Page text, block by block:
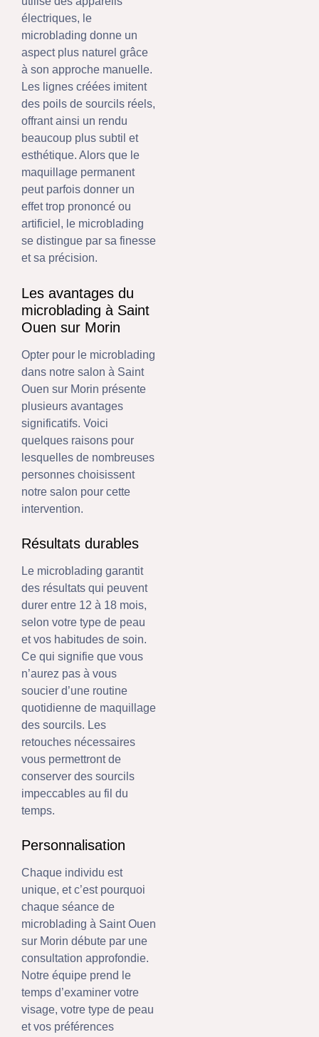
électriques, le
microblading donne un
aspect plus naturel grâce
à son approche manuelle.
Les lignes créées imitent
des poils de sourcils réels,
offrant ainsi un rendu
beaucoup plus subtil et
esthétique. Alors que le
maquillage permanent
peut parfois donner un
effet trop prononcé ou
artificiel, le microblading
se distingue par sa finesse
et sa précision.
Les avantages du
microblading à Saint
Ouen sur Morin
Opter pour le microblading
dans notre salon à Saint
Ouen sur Morin présente
plusieurs avantages
significatifs. Voici
quelques raisons pour
lesquelles de nombreuses
personnes choisissent
notre salon pour cette
intervention.
Résultats durables
Le microblading garantit
des résultats qui peuvent
durer entre 12 à 18 mois,
selon votre type de peau
et vos habitudes de soin.
Ce qui signifie que vous
n’aurez pas à vous
soucier d’une routine
quotidienne de maquillage
des sourcils. Les
retouches nécessaires
vous permettront de
conserver des sourcils
impeccables au fil du
temps.
Personnalisation
Chaque individu est
unique, et c’est pourquoi
chaque séance de
microblading à Saint Ouen
sur Morin débute par une
consultation approfondie.
Notre équipe prend le
temps d’examiner votre
visage, votre type de peau
et vos préférences